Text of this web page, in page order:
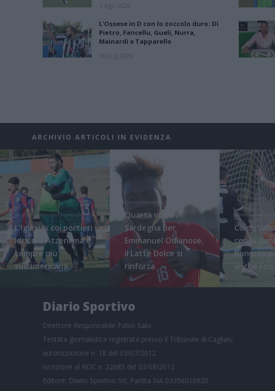
1 Ago 2026
L'Ossese in D con lo zoccolo duro: Di
Pietro, Fancellu, Gueli, Nurra,
Mainardi e Tapparello
30 Lug 2026
ARCHIVIO ARTICOLI IN EVIDENZA
L'Iglesias coi portieri
Idrissi e Atzeni ma è
sempre più
sudamericana
Quarta volta in
Sardegna per
Emmanuel Odianose,
il Latte Dolce si
rinforza
Colpo
con la
Bonorva
anche Fois
Diario Sportivo
Direttore Responsabile Fabio Salis
Testata giornalistica registrata presso il Tribunale di Cagliari,
autorizzazione n. 18 del 03/07/2012
Iscrizione al ROC n. 22685 del 03/08/2012
Editore: Diario Sportivo Srl, Partita IVA 03356010920